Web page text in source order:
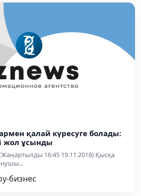
қалай күресуге болады:
жол ұсынды
16:45 19.11.2018) Қысқа
бизнес